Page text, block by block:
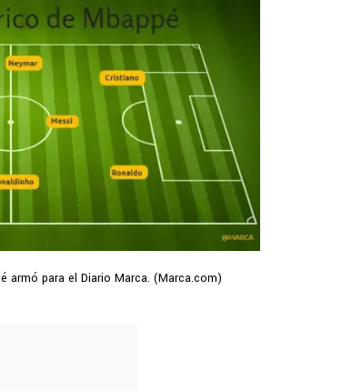
armó para el Diario Marca. (Marca.com)